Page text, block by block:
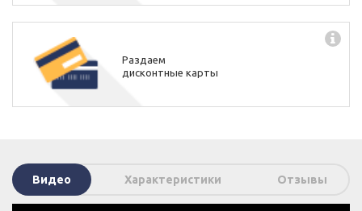
Раздаем
дисконтные карты
Видео Характеристики Отзывы